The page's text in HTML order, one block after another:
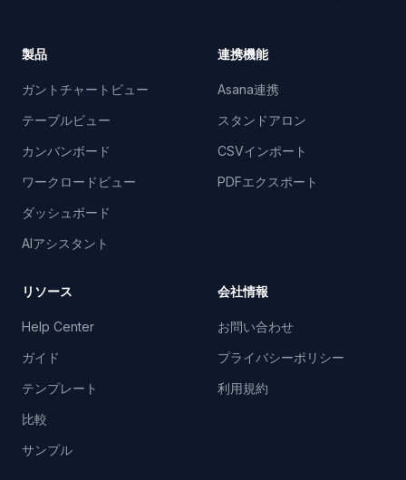
製品
ガントチャートビュー
テーブルビュー
カンバンボード
ワークロードビュー
ダッシュボード
AIアシスタント
連携機能
Asana連携
スタンドアロン
CSVインポート
PDFエクスポート
リソース
Help Center
ガイド
テンプレート
比較
サンプル
会社情報
お問い合わせ
プライバシーポリシー
利用規約